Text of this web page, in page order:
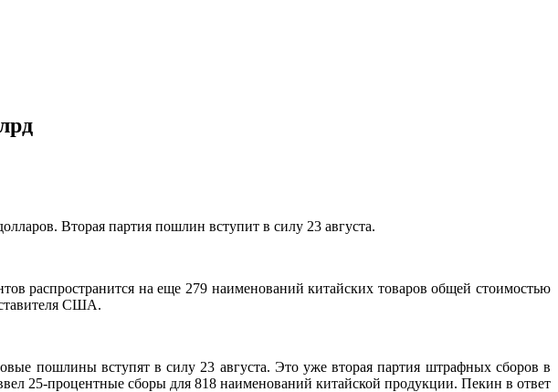
Вторая партия пошлин вступит в силу 23 августа.
на еще 279 наименований китайских товаров общей стоимостью
США.
пошлины вступят в силу 23 августа. Это уже вторая партия штрафных сборов в
25-процентные сборы для 818 наименований китайской продукции. Пекин в ответ